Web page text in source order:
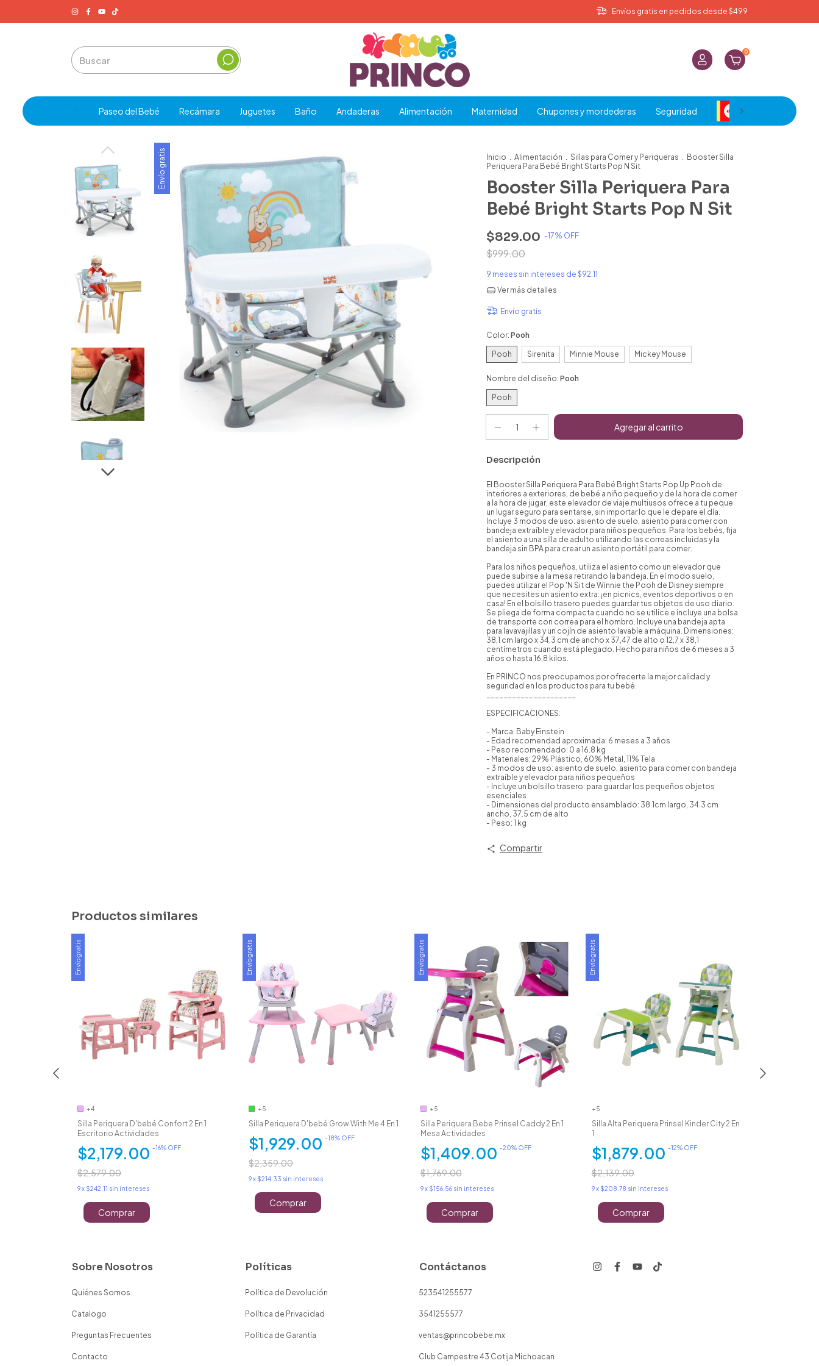
Envíos gratis en pedidos desde $499
0
Paseo del Bebé Recámara Juguetes Baño Andaderas Alimentación Maternidad Chupones y mordederas Seguridad Liquidación
Envío gratis Inicio . Alimentación . Sillas para Comer y Periqueras . Booster Silla
Periquera Para Bebé Bright Starts Pop N Sit
Booster Silla Periquera Para
Bebé Bright Starts Pop N Sit
$829.00 -17% OFF
$999.00
9 meses sin intereses de $92.11
Ver más detalles
Envío gratis
Color: Pooh
Pooh Sirenita Minnie Mouse Mickey Mouse
Nombre del diseño: Pooh
Pooh
Descripción
El Booster Silla Periquera Para Bebé Bright Starts Pop Up Pooh de
interiores a exteriores, de bebé a niño pequeño y de la hora de comer
a la hora de jugar, este elevador de viaje multiusos ofrece a tu peque
un lugar seguro para sentarse, sin importar lo que le depare el día.
Incluye 3 modos de uso: asiento de suelo, asiento para comer con
bandeja extraíble y elevador para niños pequeños. Para los bebés, fija
el asiento a una silla de adulto utilizando las correas incluidas y la
bandeja sin BPA para crear un asiento portátil para comer.
Para los niños pequeños, utiliza el asiento como un elevador que
puede subirse a la mesa retirando la bandeja. En el modo suelo,
puedes utilizar el Pop 'N Sit de Winnie the Pooh de Disney siempre
que necesites un asiento extra: ¡en picnics, eventos deportivos o en
casa! En el bolsillo trasero puedes guardar tus objetos de uso diario.
Se pliega de forma compacta cuando no se utilice e incluye una bolsa
de transporte con correa para el hombro. Incluye una bandeja apta
para lavavajillas y un cojín de asiento lavable a máquina. Dimensiones:
38,1 cm largo x 34,3 cm de ancho x 37,47 de alto o 12,7 x 38,1
centímetros cuando está plegado. Hecho para niños de 6 meses a 3
años o hasta 16,8 kilos.
En PRINCO nos preocupamos por ofrecerte la mejor calidad y
seguridad en los productos para tu bebé.
ESPECIFICACIONES:
- Marca: Baby Einstein
- Edad recomendad aproximada: 6 meses a 3 años
- Peso recomendado: 0 a 16.8 kg
- Materiales: 29% Plástico, 60% Metal, 11% Tela
- 3 modos de uso: asiento de suelo, asiento para comer con bandeja
extraíble y elevador para niños pequeños
- Incluye un bolsillo trasero: para guardar los pequeños objetos
esenciales
- Dimensiones del producto ensamblado: 38.1cm largo, 34.3 cm
ancho, 37.5 cm de alto
- Peso: 1 kg
Compartir
Productos similares
Envío gratis
+4
Silla Periquera D'bebé Confort 2 En 1
Escritorio Actividades
$2,179.00 -16% OFF
$2,579.00
9x $242.11 sin intereses
Comprar
Envío gratis
+5
Silla Periquera D'bebé Grow With Me 4 En 1
$1,929.00-18% OFF
$2,359.00
9x $214.33 sin intereses
Comprar
Envío gratis
+5
Silla Periquera Bebe Prinsel Caddy 2 En 1
Mesa Actividades
$1,409.00 -20% OFF
$1,769.00
9 x $156.56 sin intereses
Comprar
Envío gratis
+5
Silla Alta Periquera Prinsel Kinder City 2 En
1
$1,879.00 -12% OFF
$2,139.00
9x $208.78 sin intereses
Comprar
Sobre Nosotros
Quiénes Somos
Catalogo
Preguntas Frecuentes
Contacto
Políticas
Política de Devolución
Política de Privacidad
Política de Garantía
Contáctanos
523541255577
3541255577
ventas@princobebe.mx
Club Campestre 43 Cotija Michoacan